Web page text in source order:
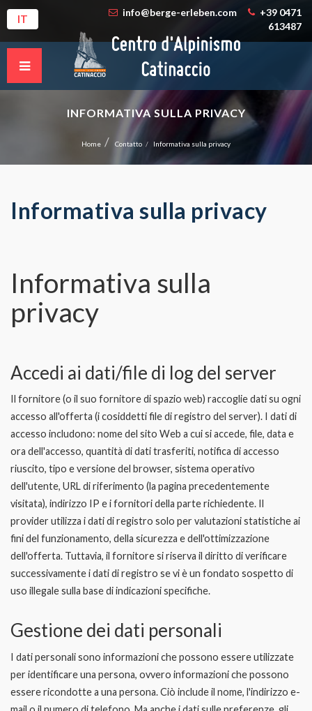
IT
info@berge-erleben.com
+39 0471
613487
INFORMATIVA SULLA PRIVACY
Home Contatto Informativa sulla privacy
Informativa sulla privacy
Informativa sulla
privacy
Accedi ai dati/file di log del server
Il fornitore (o il suo fornitore di spazio web) raccoglie dati su ogni
accesso all'offerta (i cosiddetti file di registro del server). I dati di
accesso includono: nome del sito Web a cui si accede, file, data e
ora dell'accesso, quantità di dati trasferiti, notifica di accesso
riuscito, tipo e versione del browser, sistema operativo
dell'utente, URL di riferimento (la pagina precedentemente
visitata), indirizzo IP e i fornitori della parte richiedente. Il
provider utilizza i dati di registro solo per valutazioni statistiche ai
fini del funzionamento, della sicurezza e dell'ottimizzazione
dell'offerta. Tuttavia, il fornitore si riserva il diritto di verificare
successivamente i dati di registro se vi è un fondato sospetto di
uso illegale sulla base di indicazioni specifiche.
Gestione dei dati personali
I dati personali sono informazioni che possono essere utilizzate
per identificare una persona, ovvero informazioni che possono
essere ricondotte a una persona. Ciò include il nome, l'indirizzo e-